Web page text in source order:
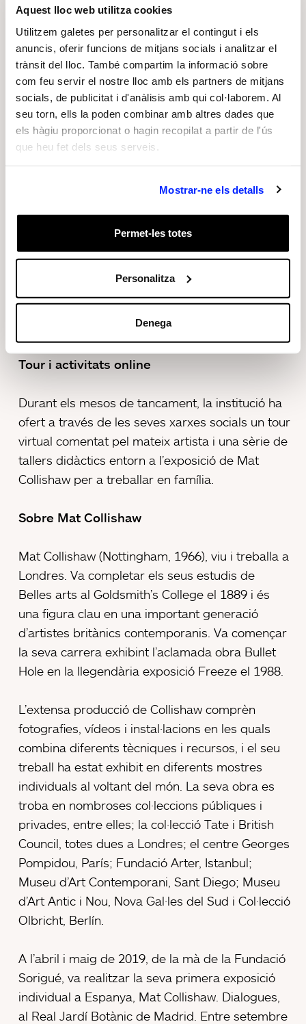
Aquest lloc web utilitza cookies
Utilitzem galetes per personalitzar el contingut i els
anuncis, oferir funcions de mitjans socials i analitzar el
trànsit del lloc. També compartim la informació sobre
com feu servir el nostre lloc amb els partners de mitjans
socials, de publicitat i d'anàlisis amb qui col·laborem. Al
seu torn, ells la poden combinar amb altres dades que
els hàgiu proporcionat o hagin recopilat a partir de l'ús
que heu fet dels seus serveis.
Mostrar-ne els detalls
Permet-les totes
Personalitza
Denega
acceptació per part del públic. Des de llavors, la
guia s’ha consultat unes 1.700 vegades.
Visites pedagògiques
La mostra ha rebut 6.500 estudiants en 350
visites educatives realitzades per l’Àrea
Educativa de la Fundació Sorigué.
La proposta pedagògica de la fundació ha
consistit a explorar l’obra de Collishaw a través
de temes d’actualitat com la relació de l’ésser
humà amb el seu entorn natural, la percepció
digital i la deterioració del medi ambient,
tractats de forma adaptada a cada nivell
Tour i activitats online
Durant els mesos de tancament, la institució ha
ofert a través de les seves xarxes socials un tour
virtual comentat pel mateix artista i una sèrie de
tallers didàctics entorn a l’exposició de Mat
Collishaw per a treballar en família.
Sobre Mat Collishaw
Mat Collishaw (Nottingham, 1966), viu i treballa a
Londres. Va completar els seus estudis de
Belles arts al Goldsmith’s College el 1889 i és
una figura clau en una important generació
d’artistes britànics contemporanis. Va començar
la seva carrera exhibint l’aclamada obra Bullet
Hole en la llegendària exposició Freeze el 1988.
L’extensa producció de Collishaw comprèn
fotografies, vídeos i instal·lacions en les quals
combina diferents tècniques i recursos, i el seu
treball ha estat exhibit en diferents mostres
individuals al voltant del món. La seva obra es
troba en nombroses col·leccions públiques i
privades, entre elles; la col·lecció Tate i British
Council, totes dues a Londres; el centre Georges
Pompidou, París; Fundació Arter, Istanbul;
Museu d’Art Contemporani, Sant Diego; Museu
d’Art Antic i Nou, Nova Gal·les del Sud i Col·lecció
Olbricht, Berlín.
A l’abril i maig de 2019, de la mà de la Fundació
Sorigué, va realitzar la seva primera exposició
individual a Espanya, Mat Collishaw. Dialogues,
al Real Jardí Botànic de Madrid. Entre setembre